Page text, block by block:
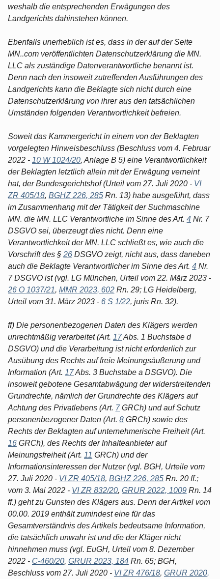
weshalb die entsprechenden Erwägungen des
Landgerichts dahinstehen können.
Ebenfalls unerheblich ist es, dass in der auf der Seite
MN..com veröffentlichten Datenschutzerklärung die MN.
LLC als zuständige Datenverantwortliche benannt ist.
Denn nach den insoweit zutreffenden Ausführungen des
Landgerichts kann die Beklagte sich nicht durch eine
Datenschutzerklärung von ihrer aus den tatsächlichen
Umständen folgenden Verantwortlichkeit befreien.
Soweit das Kammergericht in einem von der Beklagten
vorgelegten Hinweisbeschluss (Beschluss vom 4. Februar
2022 - 10 W 1024/20, Anlage B 5) eine Verantwortlichkeit
der Beklagten letztlich allein mit der Erwägung verneint
hat, der Bundesgerichtshof (Urteil vom 27. Juli 2020 - VI
ZR 405/18, BGHZ 226, 285 Rn. 13) habe ausgeführt, dass
im Zusammenhang mit der Tätigkeit der Suchmaschine
MN. die MN. LLC Verantwortliche im Sinne des Art. 4 Nr. 7
DSGVO sei, überzeugt dies nicht. Denn eine
Verantwortlichkeit der MN. LLC schließt es, wie auch die
Vorschrift des § 26 DSGVO zeigt, nicht aus, dass daneben
auch die Beklagte Verantwortlicher im Sinne des Art. 4 Nr.
7 DSGVO ist (vgl. LG München, Urteil vom 22. März 2023 -
26 O 1037/21, MMR 2023, 602 Rn. 29; LG Heidelberg,
Urteil vom 31. März 2023 - 6 S 1/22, juris Rn. 32).
ff) Die personenbezogenen Daten des Klägers werden
unrechtmäßig verarbeitet (Art. 17Abs. 1 Buchstabe d
DSGVO) und die Verarbeitung ist nicht erforderlich zur
Ausübung des Rechts auf freie Meinungsäußerung und
Information (Art. 17Abs. 3 Buchstabe a DSGVO). Die
insoweit gebotene Gesamtabwägung der widerstreitenden
Grundrechte, nämlich der Grundrechte des Klägers auf
Achtung des Privatlebens (Art. 7GRCh) und auf Schutz
personenbezogener Daten (Art. 8 GRCh) sowie des
Rechts der Beklagten auf unternehmerische Freiheit (Art.
16 GRCh), des Rechts der Inhalteanbieter auf
Meinungsfreiheit (Art. 11 GRCh) und der
Informationsinteressen der Nutzer (vgl. BGH, Urteile vom
27. Juli 2020 - VI ZR 405/18, BGHZ 226, 285 Rn. 20 ff.;
vom 3. Mai 2022 - VI ZR 832/20, GRUR 2022, 1009 Rn. 14
ff.) geht zu Gunsten des Klägers aus. Denn der Artikel vom
00.00. 2019 enthält zumindest eine für das
Gesamtverständnis des Artikels bedeutsame Information,
die tatsächlich unwahr ist und die der Kläger nicht
hinnehmen muss (vgl. EuGH, Urteil vom 8. Dezember
2022 - C-460/20, GRUR 2023, 184 Rn. 65; BGH,
Beschluss vom 27. Juli 2020 - VI ZR 476/18, GRUR 2020,